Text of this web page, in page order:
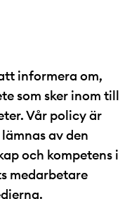
informera om,
som sker inom till
Vår policy är
av den
och kompetens i
medarbetare